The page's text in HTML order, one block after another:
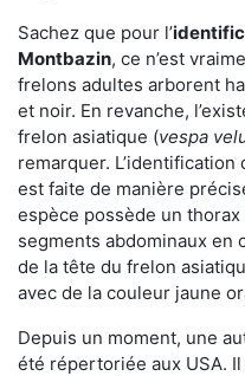
Sachez que pour l’
Montbazin, ce n’est
frelons adultes arborent
et noir. En revanche,
frelon asiatique (vespa
remarquer.
est faite de manière
espèce possède un
segments abdominaux en
de la tête du frelon
avec de la couleur jaune
Depuis un moment, une
été répertoriée aux USA.